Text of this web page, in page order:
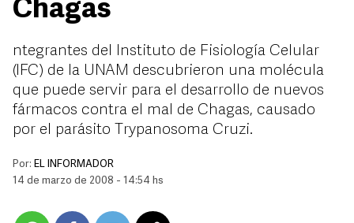
Chagas
ntegrantes del Instituto de Fisiología Celular
(IFC) de la UNAM descubrieron una molécula
que puede servir para el desarrollo de nuevos
fármacos contra el mal de Chagas, causado
por el parásito Trypanosoma Cruzi.
Por: EL INFORMADOR
14 de marzo de 2008 - 14:54 hs